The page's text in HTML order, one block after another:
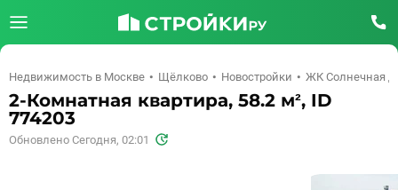
Недвижимость в Москве Щёлково Новостройки ЖК Солнечная
2-Комнатная квартира, 58.2 м², ID
774203
Обновлено Сегодня, 02:01